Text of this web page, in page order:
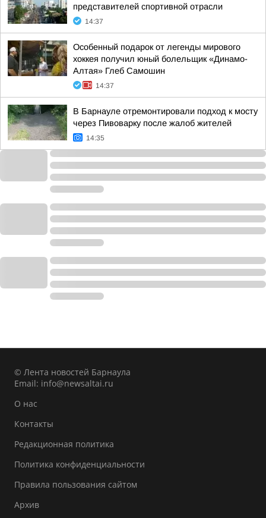
представителей спортивной отрасли
14:37
Особенный подарок от легенды мирового
хоккея получил юный болельщик «Динамо-
Алтая» Глеб Самошин
14:37
В Барнауле отремонтировали подход к мосту
через Пивоварку после жалоб жителей
14:35
© Лента новостей Барнаула
Email: info@newsaltai.ru
О нас
Контакты
Редакционная политика
Политика конфиденциальности
Правила пользования сайтом
Архив